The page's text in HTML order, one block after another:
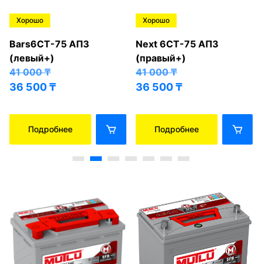
Хорошо
Bars6СТ-75 АПЗ
(левый+)
41 000₸
36 500₸
Подробнее
Хорошо
Next 6СТ-75 АПЗ
(правый+)
41 000₸
36 500₸
Подробнее